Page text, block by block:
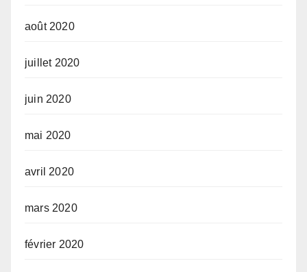
août 2020
juillet 2020
juin 2020
mai 2020
avril 2020
mars 2020
février 2020